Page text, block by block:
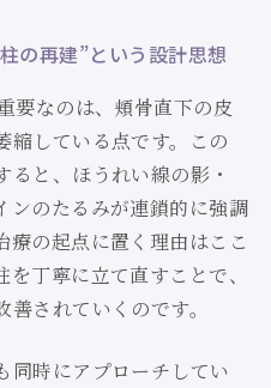
の再建”という設計思想
要なのは、頬骨直下の皮
縮している点です。この
ると、ほうれい線の影・
ンのたるみが連鎖的に強調
療の起点に置く理由はここ
丁寧に立て直すことで、
されていくのです。
同時にアプローチしてい